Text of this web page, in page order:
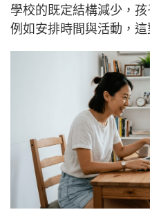
學校的既定結構減少，
例如安排時間與活動，